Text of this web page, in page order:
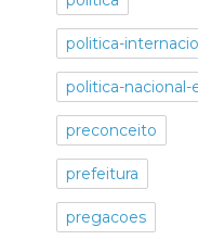
politica-
politica-nacional-
preconceito
prefeitura
pregacoes